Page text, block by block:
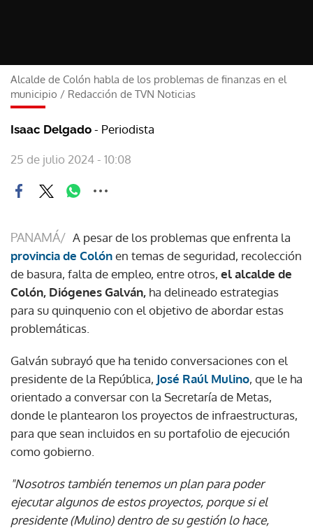
Alcalde de Colón habla de los problemas de finanzas en el
municipio / Redacción de TVN Noticias
Isaac Delgado - Periodista
25 de julio 2024 - 10:08
PANAMÁ/ A pesar de los problemas que enfrenta la
provincia de Colónen temas de seguridad, recolección
de basura, falta de empleo, entre otros, el alcalde de
Colón, Diógenes Galván, ha delineado estrategias
para su quinquenio con el objetivo de abordar estas
problemáticas.
Galván subrayó que ha tenido conversaciones con el
presidente de la República, José Raúl Mulino, que le ha
orientado a conversar con la Secretaría de Metas,
donde le plantearon los proyectos de infraestructuras,
para que sean incluidos en su portafolio de ejecución
como gobierno.
"Nosotros también tenemos un plan para poder
ejecutar algunos de estos proyectos, porque si el
presidente (Mulino) dentro de su gestión lo hace,